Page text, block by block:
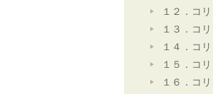
１２．コ
１３．コ
１４．コ
１５．コ
１６．コ